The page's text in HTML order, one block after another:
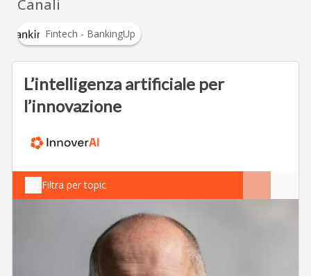
Canali
Fintech - BankingUp
L’intelligenza artificiale per
l’innovazione
Filtra per topic